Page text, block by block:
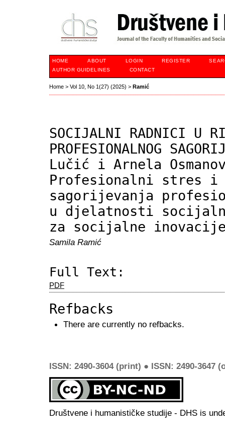
HOME ABOUT LOGIN REGISTER
AUTHOR GUIDELINES
CONTACT
Home > Vol 10, No 1(27) (2025) > Ramić
SOCIJALNI RADNICI U
PROFESIONALNOG
Lučić i Arnela
Profesionalni stres i
sagorijevanja
u djelatnosti
za socijalne
Samila Ramić
Full Text:
PDF
Refbacks
There are currently no refbacks.
ISSN: 2490-3604 (print) ● ISSN: 2490-3647
Društvene i humanističke studije - DHS is